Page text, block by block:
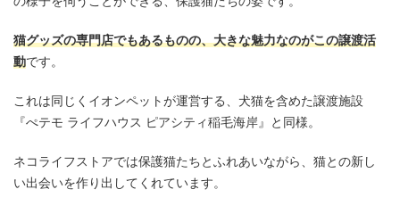
猫グッズの専門店でもあるものの、大きな魅力なのがこの譲渡活
動です。
これは同じくイオンペットが運営する、犬猫を含めた譲渡施設
『ぺテモ ライフハウス ピアシティ稲毛海岸』と同様。
ネコライフストアでは保護猫たちとふれあいながら、猫との新し
い出会いを作り出してくれています。